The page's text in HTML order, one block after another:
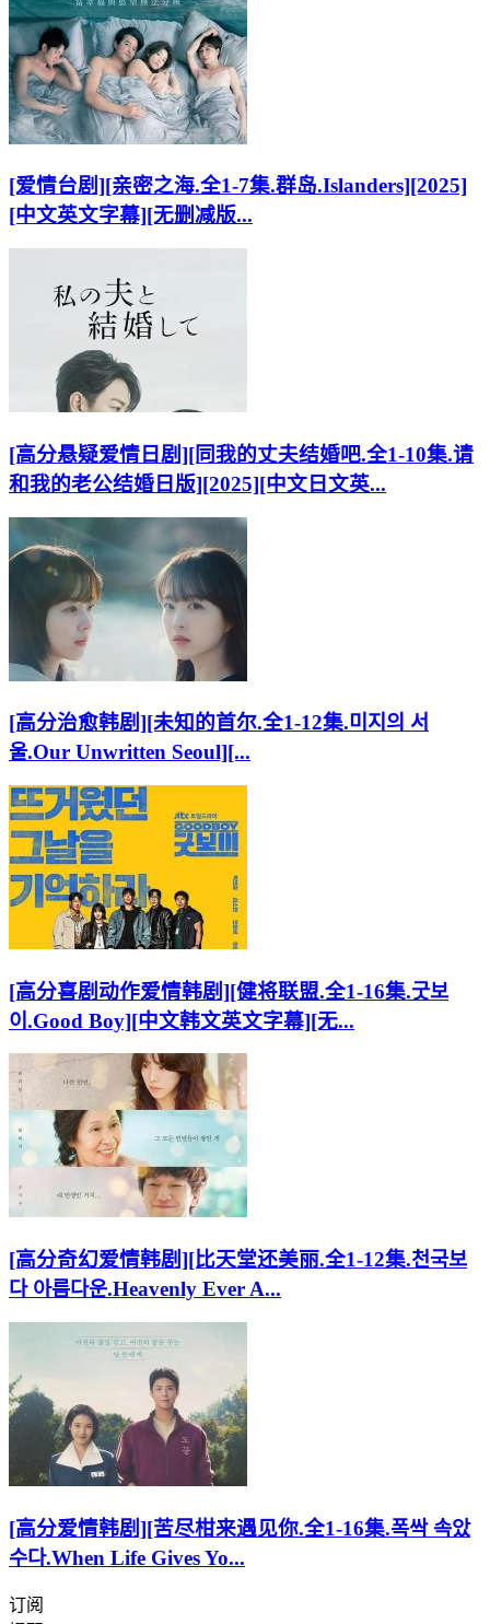
[爱情台剧][亲密之海.全1-7集.群岛.Islanders][2025]
[中文英文字幕][无删减版...
[高分悬疑爱情日剧][同我的丈夫结婚吧.全1-10集.请
和我的老公结婚日版][2025][中文日文英...
[高分治愈韩剧][未知的首尔.全1-12集.미지의 서
울.Our Unwritten Seoul][...
[高分喜剧动作爱情韩剧][健将联盟.全1-16集.굿보
이.Good Boy][中文韩文英文字幕][无...
[高分奇幻爱情韩剧][比天堂还美丽.全1-12集.천국보
다 아름다운.Heavenly Ever A...
[高分爱情韩剧][苦尽柑来遇见你.全1-16集.폭싹 속았
수다.When Life Gives Yo...
订阅